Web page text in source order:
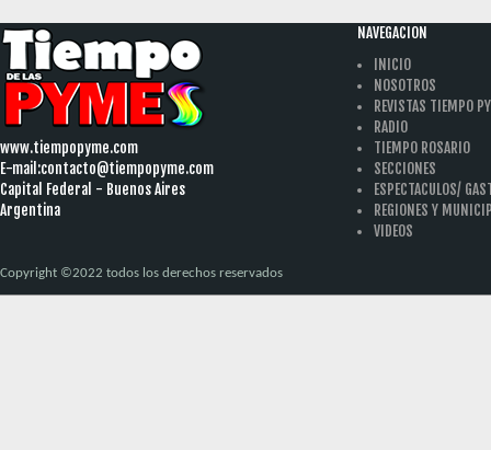
www.tiempopyme.com
E-mail:contacto@tiempopyme.com
Capital Federal - Buenos Aires
Argentina
NAVEGACION
INICIO
NOSOTROS
REVISTAS TIEMPO
RADIO
TIEMPO ROSARIO
SECCIONES
ESPECTACULOS/
REGIONES Y
VIDEOS
Copyright ©2022 todos los derechos reservados